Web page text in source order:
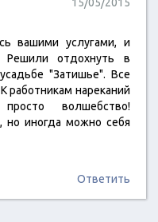
вашими услугами, и
отдохнуть в
"Затишье". Все
работникам нареканий
волшебство!
но иногда можно себя
Ответить